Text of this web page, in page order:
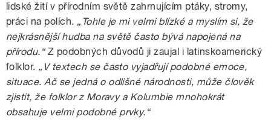
lidské žití v přírodním světě zahrnujícím ptáky, stromy,
práci na polích. „Tohle je mi velmi blízké a myslím si, že
nejkrásnější hudba na světě často bývá napojená na
přírodu.“Z podobných důvodů ji zaujal i latinskoamerický
folklor. „V textech se často vyjadřují podobné emoce,
situace. Ač se jedná o odlišné národnosti, může člověk
zjistit, že folklor z Moravy a Kolumbie mnohokrát
obsahuje velmi podobné prvky.“